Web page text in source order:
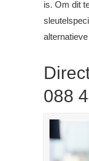
is. Om dit
088